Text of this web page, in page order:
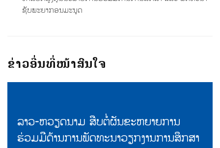
ຊັບພະຍາກອນມະນຸດ
ຂ່າວອື່ນທີ່ໜ້າສົນໃຈ
ລາວ-ຫວຽດນາມ ສືບຕໍ່ຜັນຂະຫຍາຍການ
ຮ່ວມມືດ້ານການພັດທະນາວຽກງານການສຶກສາ